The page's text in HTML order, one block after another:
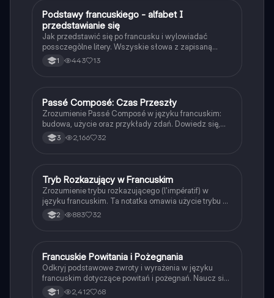
Język francuski
Podstawy francuskiego - alfabet I
przedstawianie się
Jak przedstawić się po francusku i wylowiadać
possczegòlne litery. Wszyskie słowa z zapisaną
wymową.
1 443 13
Język francuski
Passé Composé: Czas Przeszły
Zrozumienie Passé Composé w języku francuskim:
budowa, użycie oraz przykłady zdań. Dowiedz się,
jak tworzyć zdania w czasie przeszłym z
czasownikami avoir i être. Idealne dla uczniów 3
3 2,166 32
Język francuski
Tryb Rozkazujący w Francuskim
Zrozumienie trybu rozkazującego (l'impératif) w
języku francuskim. Ta notatka omawia użycie trybu w
trzech osobach: tu, nous i vous, oraz przedstawia
przykłady dla różnych grup czasowników, w tym
2 883 32
Język francuski
Francuskie Powitania i Pożegnania
Odkryj podstawowe zwroty i wyrażenia w języku
francuskim dotyczące powitań i pożegnań. Naucz się,
jak się przedstawiać, pytać o samopoczucie oraz
1 2,412 68